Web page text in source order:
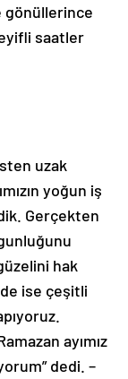
gönüllerince
saatler
uzak
yoğun iş
Gerçekten
hak
ise çeşitli
ayımız
dedi. –